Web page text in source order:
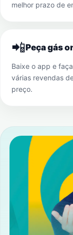
melhor prazo de
📲Peça gás
Baixe o app e
várias revendas
preço.